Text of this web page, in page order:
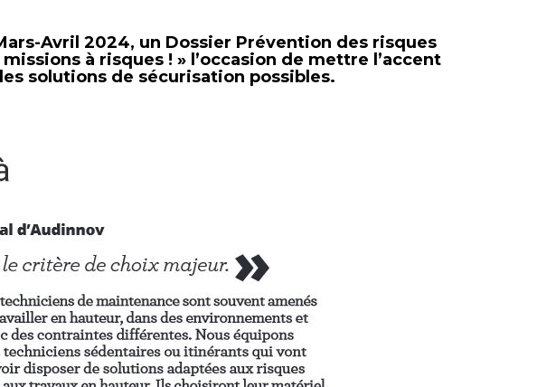
Avril 2024, un Dossier Prévention des risques
à risques ! » l’occasion de mettre l’accent
solutions de sécurisation possibles.